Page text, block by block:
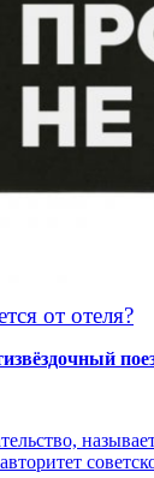
от отеля?